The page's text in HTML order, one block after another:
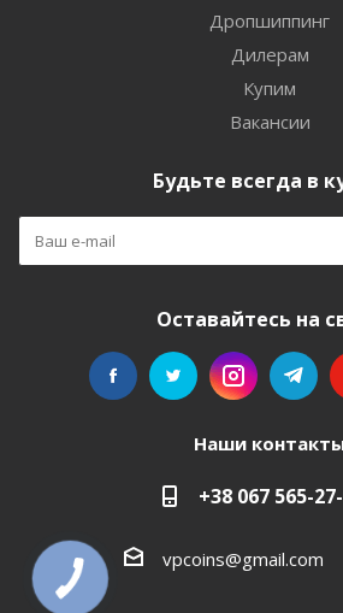
Дропшиппинг
Дилерам
Купим
Вакансии
Будьте всегда в
Оставайтесь на
Наши
+38 067 565-
vpcoins@gmail.com